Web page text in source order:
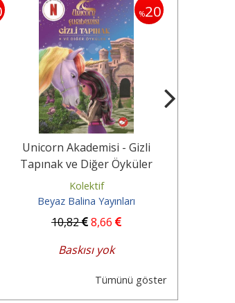
%20
Unicorn Akademisi - Gizli
Tapınak ve Diğer Öyküler
Kolektif
Beyaz Balina Yayınları
10,82 8,66
Baskısı yok
Tümünü göster